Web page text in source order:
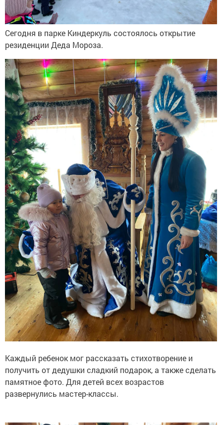
Сегодня в парке Киндеркуль состоялось открытие
резиденции Деда Мороза.
Каждый ребенок мог рассказать стихотворение и
получить от дедушки сладкий подарок, а также сделать
памятное фото. Для детей всех возрастов
развернулись мастер-классы.